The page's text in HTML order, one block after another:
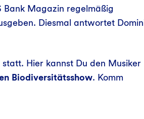
Bank Magazin regelmäßig
Diesmal antwortet
statt. Hier kannst Du den Musiker
Biodiversitätsshow. Komm